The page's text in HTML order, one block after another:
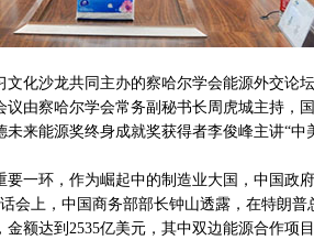
沙龙共同主办的察哈尔学会能源外交论
议由察哈尔学会常务副秘书长周虎城主持，
来能源奖终身成就奖获得者李俊峰主讲“中
环，作为崛起中的制造业大国，中国政
会上，中国商务部部长钟山透露，在特朗
额达到2535亿美元，其中双边能源合作项